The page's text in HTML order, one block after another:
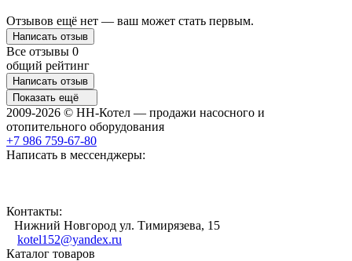
Отзывов ещё нет — ваш может стать первым.
Написать отзыв
Все отзывы 0
общий рейтинг
Написать отзыв
Показать ещё
2009-2026 © НН-Котел — продажи насосного и
отопительного оборудования
+7 986 759-67-80
Написать в мессенджеры:
Контакты:
Нижний Новгород ул. Тимирязева, 15
kotel152@yandex.ru
Каталог товаров